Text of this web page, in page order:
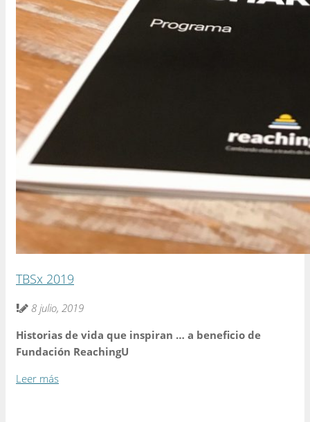
TBSx 2019
8 julio, 2019
Historias de vida que inspiran … a beneficio de
Fundación ReachingU
Leer más